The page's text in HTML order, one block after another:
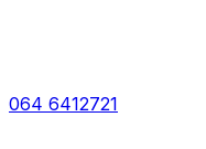
064 6412721